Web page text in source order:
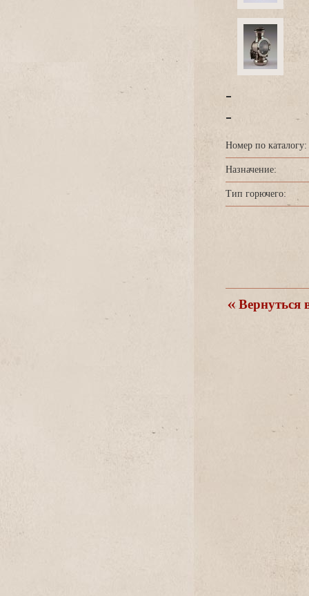
-
-
Номер по каталогу:
Назначение:
Тип горючего:
ернуться